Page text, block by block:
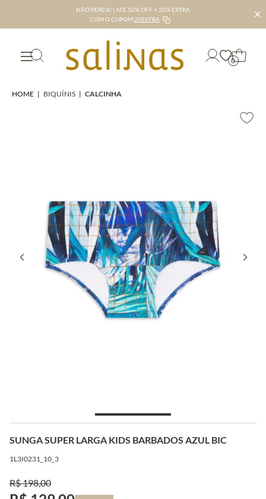
NÃO PERCA! | ATÉ 50% OFF + 20% EXTRA
COM O CUPOM 20EXTRA ✕
0
HOME | BIQUÍNIS | CALCINHA
SUNGA SUPER LARGA KIDS BARBADOS AZUL BIC
1L3I0231_10_3
R$ 198,00